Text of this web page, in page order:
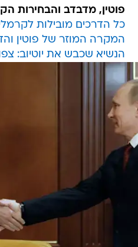
המקרה המוזר של פוטין
הנשיא שכבש את יוטיוב:
פוטין יחזור לקמרמלין אחרי ארבע